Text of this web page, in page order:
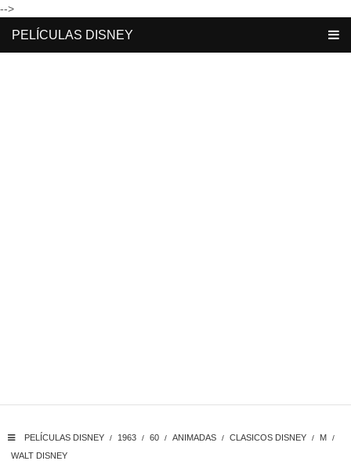
-->
PELÍCULAS DISNEY
PELÍCULAS DISNEY / 1963 / 60 / ANIMADAS / CLASICOS DISNEY / M /
WALT DISNEY